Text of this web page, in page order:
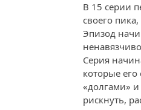
В 15 серии
своего
Эпизод
Серия
которые
«долгами»
рискнуть,